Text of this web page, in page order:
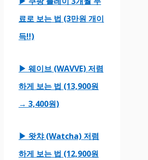
료로 보는 법 (3만원 개이
득!!)
▶ 웨이브 (WAVVE) 저렴
하게 보는 법 (13,900원
→ 3,400원)
▶ 왓챠 (Watcha) 저렴
하게 보는 법 (12,900원